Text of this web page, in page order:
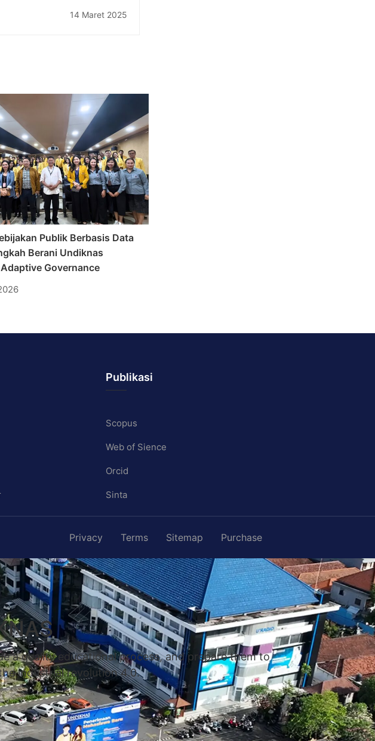
14 Maret 2025
Publik Berbasis Data
Berani Undiknas
Governance
Publikasi
Scopus
Web of Sience
Orcid
Sinta
Privacy Terms Sitemap Purchase
a quality educational process, and prepare them to
industrial revolution 4.0.